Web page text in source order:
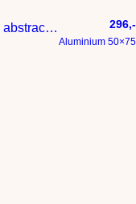
Modern expressief – penseelstreken en abstracte kleurige vlakken 296,-
Aluminium 50×75